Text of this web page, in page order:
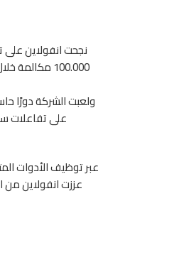
نجحت انفولاين على
ولعبت الشركة دورًا
على تفاعلات
عززت انفولاين من